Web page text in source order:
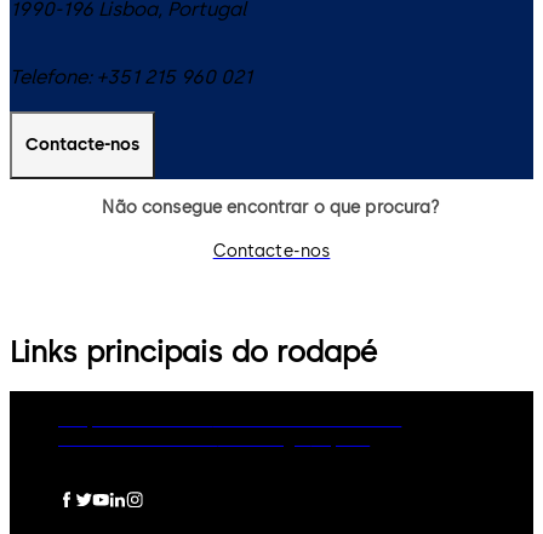
1990-196 Lisboa, Portugal
Telefone: +351 215 960 021
Contacte-nos
Não consegue encontrar o que procura?
Contacte-nos
Links principais do rodapé